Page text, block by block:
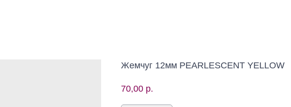
Жемчуг 12мм PEARLESCENT YELLOW
70,00 р.